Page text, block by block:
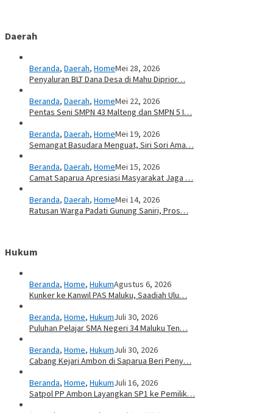
Daerah
Beranda, Daerah, HomeMei 28, 2026
Penyaluran BLT Dana Desa di Mahu Diprior…
Beranda, Daerah, HomeMei 22, 2026
Pentas Seni SMPN 43 Malteng dan SMPN 5 I…
Beranda, Daerah, HomeMei 19, 2026
Semangat Basudara Menguat, Siri Sori Ama…
Beranda, Daerah, HomeMei 15, 2026
Camat Saparua Apresiasi Masyarakat Jaga …
Beranda, Daerah, HomeMei 14, 2026
Ratusan Warga Padati Gunung Saniri, Pros…
Hukum
Beranda, Home, HukumAgustus 6, 2026
Kunker ke Kanwil PAS Maluku, Saadiah Ulu…
Beranda, Home, HukumJuli 30, 2026
Puluhan Pelajar SMA Negeri 34 Maluku Ten…
Beranda, Home, HukumJuli 30, 2026
Cabang Kejari Ambon di Saparua Beri Peny…
Beranda, Home, HukumJuli 16, 2026
Satpol PP Ambon Layangkan SP1 ke Pemilik…